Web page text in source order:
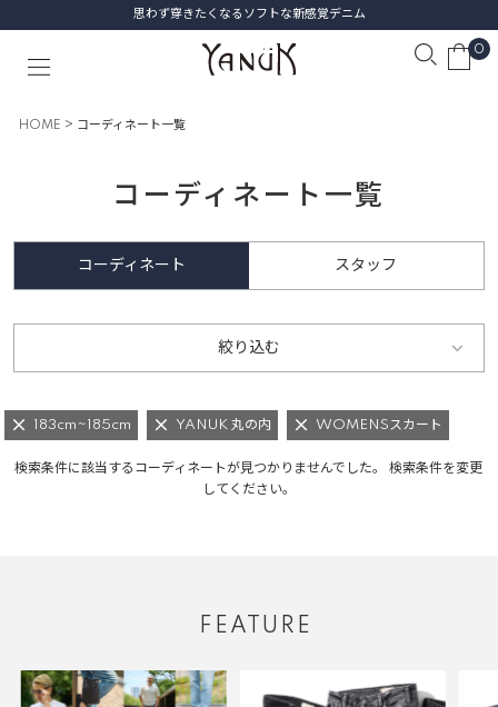
思わず穿きたくなるソフトな新感覚デニム
0
HOME コーディネート一覧
コーディネート一覧
コーディネート スタッフ
絞り込む
183cm~185cm YANUK 丸の内 WOMENSスカート
検索条件に該当するコーディネートが見つかりませんでした。 検索条件を変更
してください。
FEATURE